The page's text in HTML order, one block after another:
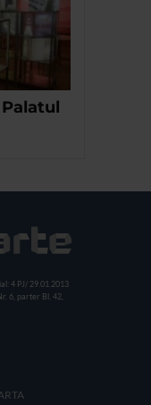
4 PJ/ 29.01.2013
6, parter Bl. 42,